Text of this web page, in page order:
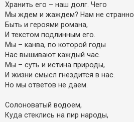
Хранить его – наш долг. Чего
Мы ждем и жаждем? Нам не странно
Быть и героями романа,
И текстом подлинным его.
Мы – канва, по которой годы
Нас вышивают каждый час.
Мы – суть и истина природы,
И жизни смысл гнездится в нас.
Но мы ответов не даем.
Солоноватый водоем,
Куда стеклись на пир народы,